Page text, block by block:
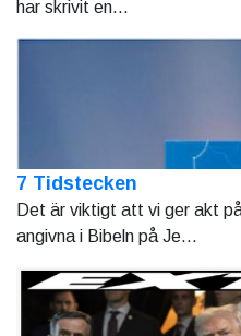
har skrivit en...
7 Tidstecken
Det är viktigt att vi ger akt
angivna i Bibeln på Je...